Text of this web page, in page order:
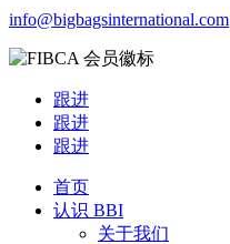
info@bigbagsinternational.com
跟进
跟进
跟进
首页
认识 BBI
关于我们